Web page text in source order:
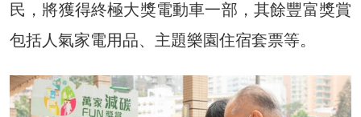
民，將獲得終極大獎電動車一部，其餘豐富獎賞
包括人氣家電用品、主題樂園住宿套票等。